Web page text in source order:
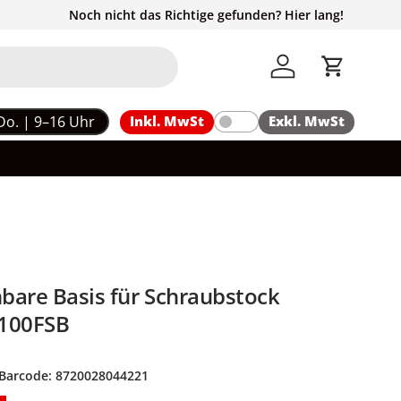
Noch nicht das Richtige gefunden? Hier lang!
Einloggen
| 9–16 Uhr Inkl. MwSt Exkl. MwSt
Basis für Schraubstock
Barcode: 8720028044221